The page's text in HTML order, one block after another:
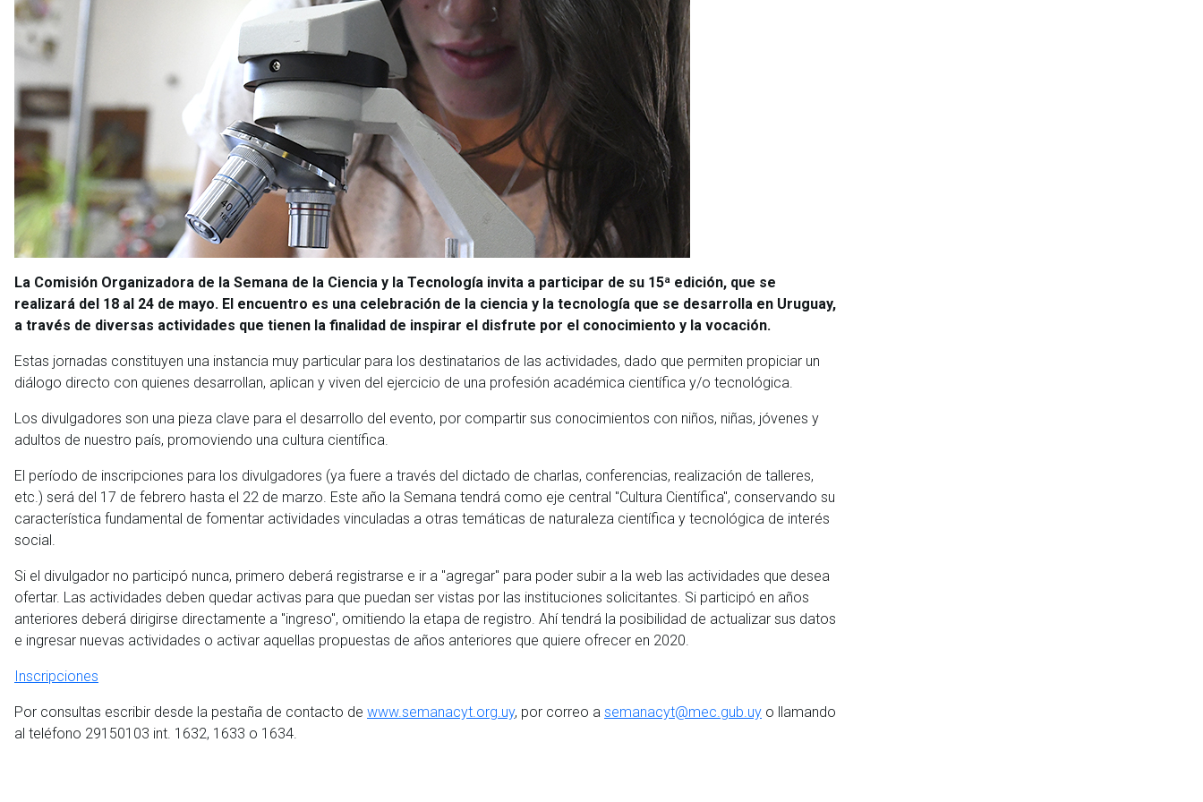
La Comisión Organizadora de la Semana de la Ciencia y la Tecnología invita a participar de su 15ª edición, que se
realizará del 18 al 24 de mayo. El encuentro es una celebración de la ciencia y la tecnología que se desarrolla en Uruguay,
a través de diversas actividades que tienen la finalidad de inspirar el disfrute por el conocimiento y la vocación.
Estas jornadas constituyen una instancia muy particular para los destinatarios de las actividades, dado que permiten propiciar un
diálogo directo con quienes desarrollan, aplican y viven del ejercicio de una profesión académica científica y/o tecnológica.
Los divulgadores son una pieza clave para el desarrollo del evento, por compartir sus conocimientos con niños, niñas, jóvenes y
adultos de nuestro país, promoviendo una cultura científica.
El período de inscripciones para los divulgadores (ya fuere a través del dictado de charlas, conferencias, realización de talleres,
etc.) será del 17 de febrero hasta el 22 de marzo. Este año la Semana tendrá como eje central "Cultura Científica", conservando su
característica fundamental de fomentar actividades vinculadas a otras temáticas de naturaleza científica y tecnológica de interés
social.
Si el divulgador no participó nunca, primero deberá registrarse e ir a "agregar" para poder subir a la web las actividades que desea
ofertar. Las actividades deben quedar activas para que puedan ser vistas por las instituciones solicitantes. Si participó en años
anteriores deberá dirigirse directamente a "ingreso", omitiendo la etapa de registro. Ahí tendrá la posibilidad de actualizar sus datos
e ingresar nuevas actividades o activar aquellas propuestas de años anteriores que quiere ofrecer en 2020.
Inscripciones
Por consultas escribir desde la pestaña de contacto de www.semanacyt.org.uy, por correo a semanacyt@mec.gub.uy o llamando
al teléfono 29150103 int. 1632, 1633 o 1634.